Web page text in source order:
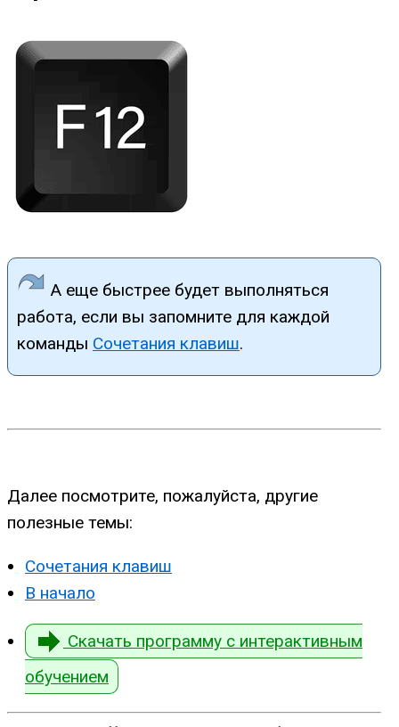
А еще быстрее будет выполняться
работа, если вы запомните для каждой
команды Сочетания клавиш.
Далее посмотрите, пожалуйста, другие
полезные темы:
Сочетания клавиш
В начало
Скачать программу с интерактивным
обучением